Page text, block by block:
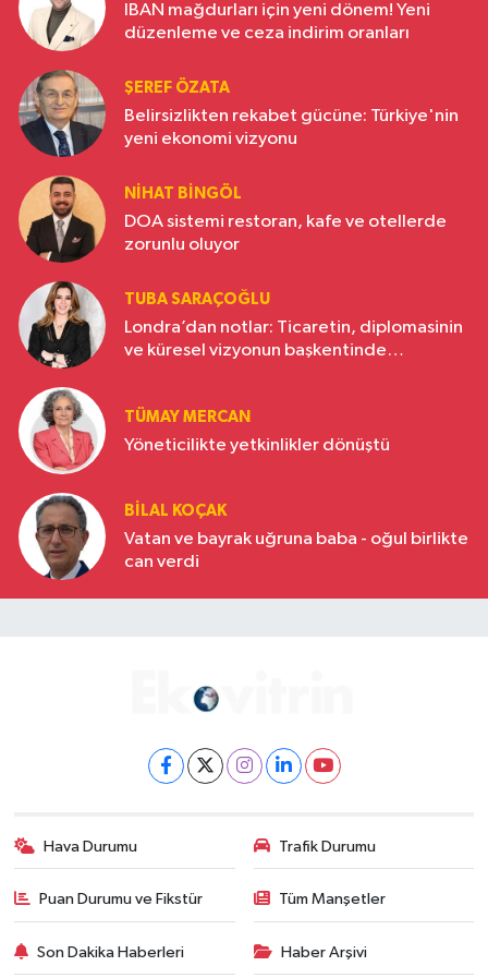
IBAN mağdurları için yeni dönem! Yeni
düzenleme ve ceza indirim oranları
ŞEREF ÖZATA
Belirsizlikten rekabet gücüne: Türkiye'nin
yeni ekonomi vizyonu
NIHAT BINGÖL
DOA sistemi restoran, kafe ve otellerde
zorunlu oluyor
TUBA SARAÇOĞLU
Londra’dan notlar: Ticaretin, diplomasinin
ve küresel vizyonun başkentinde
TÜMAY MERCAN
Yöneticilikte yetkinlikler dönüştü
BILAL KOÇAK
Vatan ve bayrak uğruna baba - oğul birlikte
can verdi
Hava Durumu Trafik Durumu
Puan Durumu ve Fikstür Tüm Manşetler
Son Dakika Haberleri Haber Arşivi